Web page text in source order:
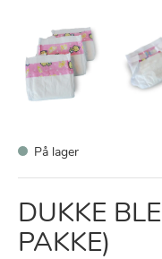
På lager
DUKKE
PAKKE)